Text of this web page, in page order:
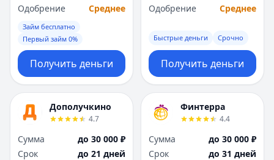
Одобрение
Среднее
Займ бесплатно
Первый займ 0%
Получить деньги
Одобрение
Среднее
Быстрые деньги Срочно
Получить деньги
Дополучкино
4.7
Сумма
до 30 000 ₽
Срок
до 21 дней
Финтерра
4.4
Сумма
до 30 000 ₽
Срок
до 31 дней